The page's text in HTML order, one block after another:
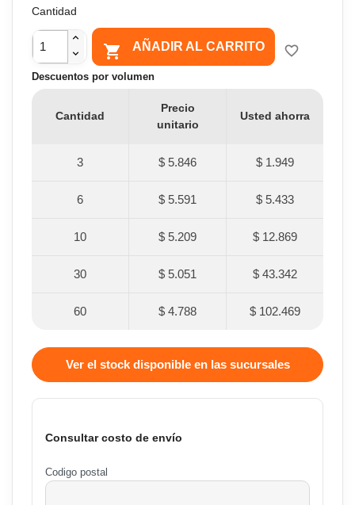
Cantidad
 AÑADIR AL CARRITO favorite_border
Descuentos por volumen
Cantidad
Precio
unitario
Usted ahorra
3 $ 5.846 $ 1.949
6 $ 5.591 $ 5.433
10 $ 5.209 $ 12.869
30 $ 5.051 $ 43.342
60 $ 4.788 $ 102.469
Ver el stock disponible en las sucursales
Consultar costo de envío
Codigo postal